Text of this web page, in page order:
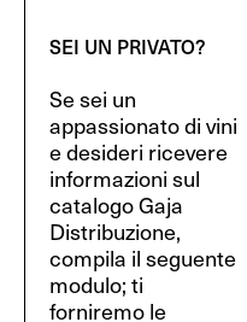
SEI UN PRIVATO?
Se sei un
appassionato di vini
e desideri ricevere
informazioni sul
catalogo Gaja
Distribuzione,
compila il seguente
modulo; ti
forniremo le